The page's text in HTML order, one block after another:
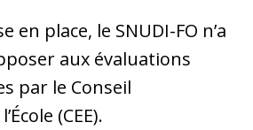
en place, le SNUDI-FO n’a
aux évaluations
par le Conseil
(CEE).